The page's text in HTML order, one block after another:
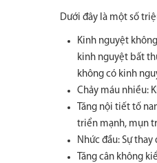
Dưới đây là một số
Kinh nguyệt
kinh nguyệt bất
không có kinh
Chảy máu nhiều:
Tăng nội tiết tố
triển mạnh, mụn
Nhức đầu: Sự
Tăng cân không